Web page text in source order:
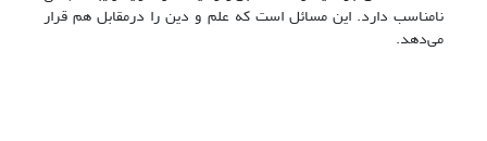
نامناسب دارد. این مسائل است که علم و دین را درمقابل هم قرار
می‌دهد.